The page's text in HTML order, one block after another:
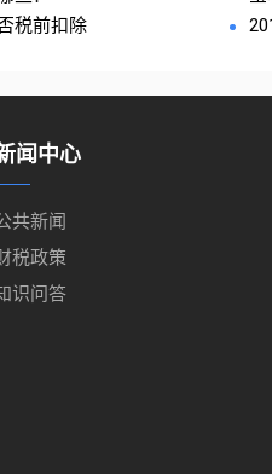
税前扣除
闻中心
共新闻
税政策
识问答